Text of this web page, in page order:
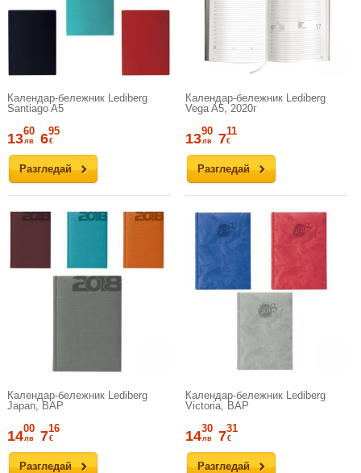
Календар-бележник Lediberg
Santiago A5
Разгледай
1360
лв 695
€
Календар-бележник Lediberg
Vega A5, 2020г
Разгледай
1390
лв 711
€
Календар-бележник Lediberg
Japan, ВАР
Разгледай
1400
лв 716
€
Календар-бележник Lediberg
Victoria, ВАР
Разгледай
1430
лв 731
€